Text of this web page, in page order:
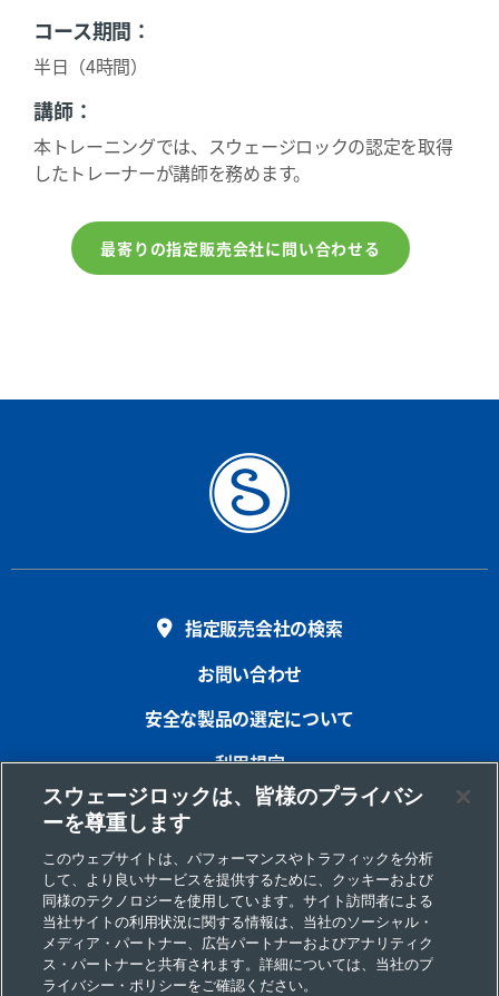
コース期間：
半日（4時間）
講師：
本トレーニングでは、スウェージロックの認定を取得
したトレーナーが講師を務めます。
最寄りの指定販売会社に問い合わせる
指定販売会社の検索
お問い合わせ
安全な製品の選定について
利用規定
プライバシー
インプリント
サイトマップ
Cookie 優先設定
個人情報の取り扱いについて
スウェージロックは、皆様のプライバシ
ーを尊重します
このウェブサイトは、パフォーマンスやトラフィックを分析
して、より良いサービスを提供するために、クッキーおよび
同様のテクノロジーを使用しています。サイト訪問者による
当社サイトの利用状況に関する情報は、当社のソーシャル・
メディア・パートナー、広告パートナーおよびアナリティク
ス・パートナーと共有されます。詳細については、当社のプ
ライバシー・ポリシーをご確認ください。